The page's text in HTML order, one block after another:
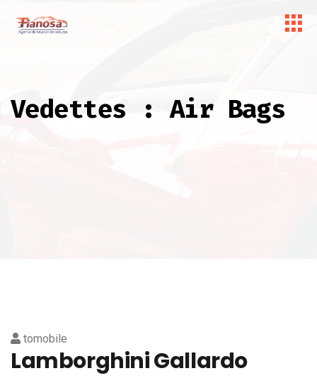
Vedettes :Air Bags
tomobile
Lamborghini Gallardo